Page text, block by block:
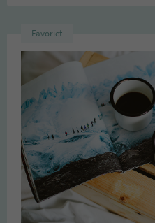
Favoriet